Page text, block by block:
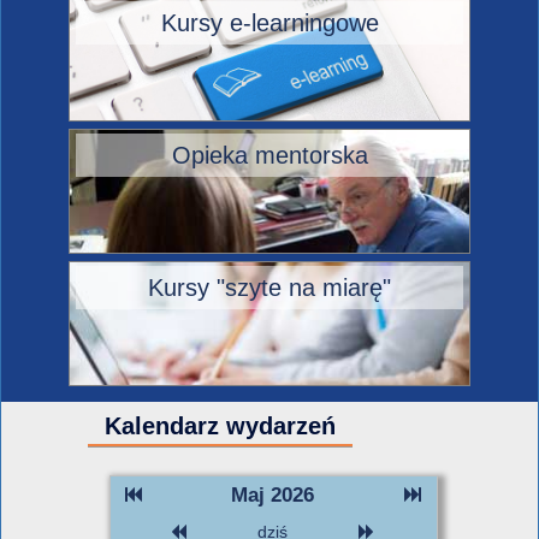
Kursy e-learningowe
Opieka mentorska
Kursy "szyte na miarę"
Kalendarz wydarzeń
Maj 2026
dziś